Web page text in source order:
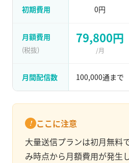
初期費用 0円
月額費用
(税抜)
79,800円
/月
月間配信数 100,000通まで
ここに注意
大量送信プランは初月無料
み時点から月額費用が発生し